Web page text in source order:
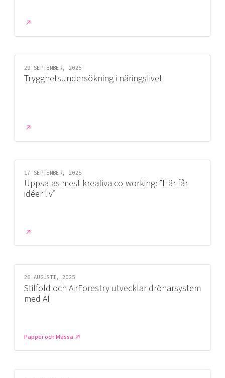
29 SEPTEMBER, 2025
Trygghetsundersökning i näringslivet
17 SEPTEMBER, 2025
Uppsalas mest kreativa co-working: ”Här får
idéer liv”
26 AUGUSTI, 2025
Stilfold och AirForestry utvecklar drönarsystem
med AI
Papper och Massa